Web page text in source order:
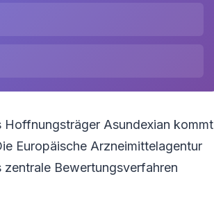
Hoffnungsträger Asundexian kommt
Europäische Arzneimittelagentur
Bewertungsverfahren